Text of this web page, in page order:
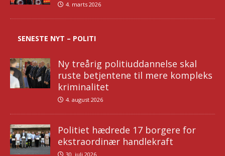
4. marts 2026
SENESTE NYT – POLITI
Ny treårig politiuddannelse skal
ruste betjentene til mere kompleks
kriminalitet
4. august 2026
Politiet hædrede 17 borgere for
ekstraordinær handlekraft
30. juli 2026